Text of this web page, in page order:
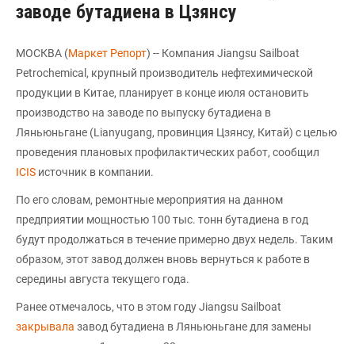
заводе бутадиена в Цзянсу
МОСКВА (Маркет Репорт) -- Компания Jiangsu Sailboat
Petrochemical, крупный производитель нефтехимической
продукции в Китае, планирует в конце июля остановить
производство на заводе по выпуску бутадиена в
Ляньюньгане (Lianyugang, провинция Цзянсу, Китай) с целью
проведения плановых профилактических работ, сообщил
ICIS источник в компании.
По его словам, ремонтные мероприятия на данном
предприятии мощностью 100 тыс. тонн бутадиена в год
будут продолжаться в течение примерно двух недель. Таким
образом, этот завод должен вновь вернуться к работе в
середины августа текущего года.
Ранее отмечалось, что в этом году Jiangsu Sailboat
закрывала завод бутадиена в Ляньюньгане для замены